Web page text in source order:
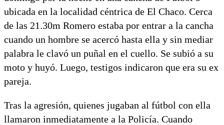
ubicada en la localidad céntrica de El Chaco. Cerca
de las 21.30m Romero estaba por entrar a la cancha
cuando un hombre se acercó hasta ella y sin mediar
palabra le clavó un puñal en el cuello. Se subió a su
moto y huyó. Luego, testigos indicaron que era su ex
pareja.
Tras la agresión, quienes jugaban al fútbol con ella
llamaron inmediatamente a la Policía. Cuando